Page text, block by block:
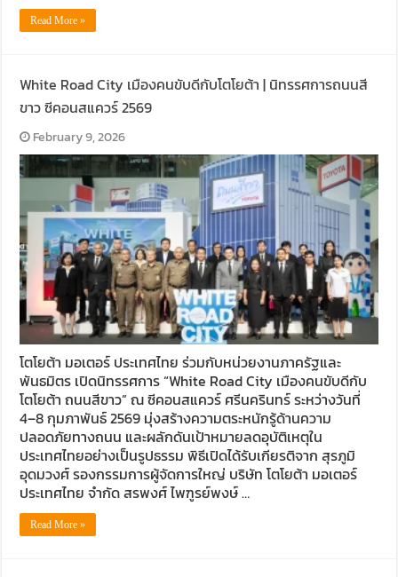
Read More »
White Road City เมืองคนขับดีกับโตโยต้า | นิทรรศการถนนสี
ขาว ซีคอนสแควร์ 2569
February 9, 2026
โตโยต้า มอเตอร์ ประเทศไทย ร่วมกับหน่วยงานภาครัฐและ
พันธมิตร เปิดนิทรรศการ “White Road City เมืองคนขับดีกับ
โตโยต้า ถนนสีขาว” ณ ซีคอนสแควร์ ศรีนครินทร์ ระหว่างวันที่
4–8 กุมภาพันธ์ 2569 มุ่งสร้างความตระหนักรู้ด้านความ
ปลอดภัยทางถนน และผลักดันเป้าหมายลดอุบัติเหตุใน
ประเทศไทยอย่างเป็นรูปธรรม พิธีเปิดได้รับเกียรติจาก สุรภูมิ
อุดมวงศ์ รองกรรมการผู้จัดการใหญ่ บริษัท โตโยต้า มอเตอร์
ประเทศไทย จำกัด สรพงศ์ ไพฑูรย์พงษ์ …
Read More »